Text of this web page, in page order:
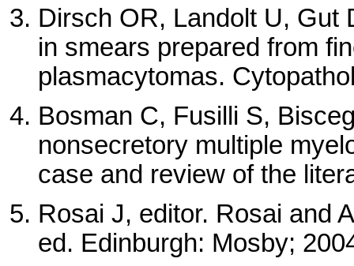
Dirsch OR, Landolt U, Gut
in smears prepared from
plasmacytomas.
Bosman C, Fusilli S,
nonsecretory multiple
case and review of the
Rosai J, editor. Rosai and
ed. Edinburgh: Mosby;